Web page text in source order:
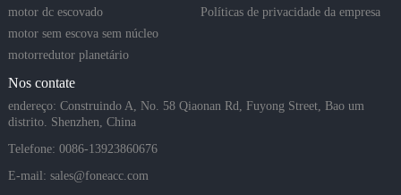
motor dc escovado
motor sem escova sem núcleo
motorredutor planetário
Políticas de privacidade da empresa
Nos contate
endereço: Construindo A, No. 58 Qiaonan Rd, Fuyong Street, Bao um
distrito. Shenzhen, China
Telefone: 0086-13923860676
E-mail: sales@foneacc.com